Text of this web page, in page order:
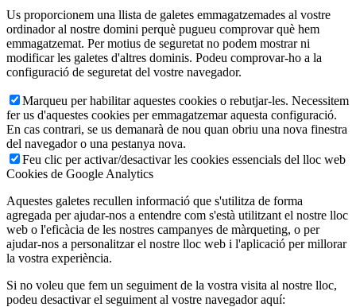
Us proporcionem una llista de galetes emmagatzemades al vostre
ordinador al nostre domini perquè pugueu comprovar què hem
emmagatzemat. Per motius de seguretat no podem mostrar ni
modificar les galetes d'altres dominis. Podeu comprovar-ho a la
configuració de seguretat del vostre navegador.
Marqueu per habilitar aquestes cookies o rebutjar-les. Necessitem
fer us d'aquestes cookies per emmagatzemar aquesta configuració.
En cas contrari, se us demanarà de nou quan obriu una nova finestra
del navegador o una pestanya nova.
Feu clic per activar/desactivar les cookies essencials del lloc web
Cookies de Google Analytics
Aquestes galetes recullen informació que s'utilitza de forma
agregada per ajudar-nos a entendre com s'està utilitzant el nostre lloc
web o l'eficàcia de les nostres campanyes de màrqueting, o per
ajudar-nos a personalitzar el nostre lloc web i l'aplicació per millorar
la vostra experiència.
Si no voleu que fem un seguiment de la vostra visita al nostre lloc,
podeu desactivar el seguiment al vostre navegador aquí: